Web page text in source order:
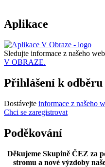
Aplikace
Sledujte informace z našeho
V OBRAZE.
Přihlášení k
Dostávejte informace z našeho
Chci se zaregistrovat
Poděkování
Děkujeme Skupině ČEZ za
stromu a nové výzdoby